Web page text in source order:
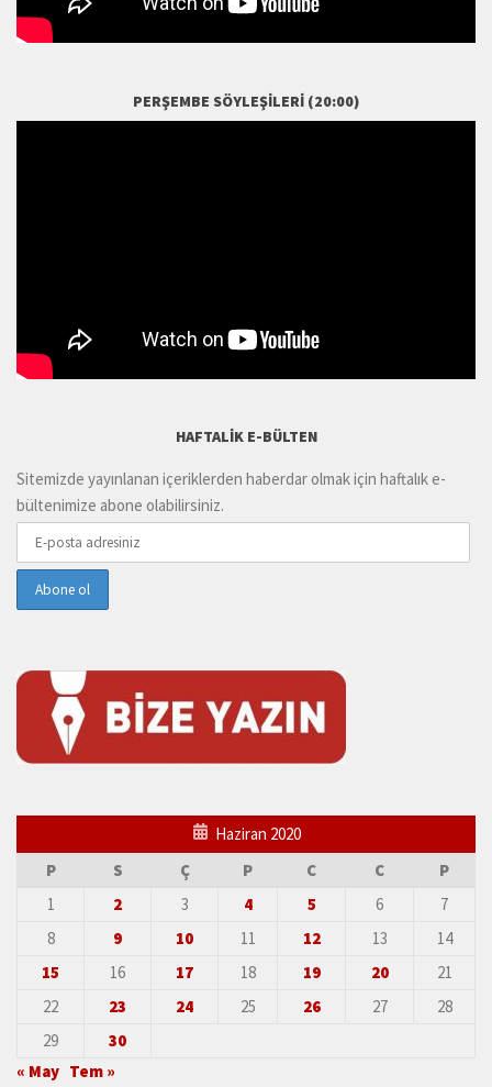
PERŞEMBE SÖYLEŞILERI (20:00)
HAFTALIK E-BÜLTEN
Sitemizde yayınlanan içeriklerden haberdar olmak için haftalık e-
bültenimize abone olabilirsiniz.
Haziran 2020
P
S Ç P C C
P
1
2 3 4 5 6
7
8
9 10 11 12 13
14
15
16 17 18 19 20
21
22
23 24 25 26 27
28
29
30
« May Tem »